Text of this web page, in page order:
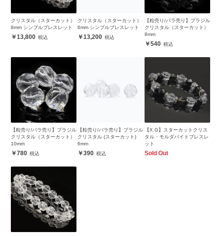
クリスタル（スターカット）
8mm シンプルブレスレット
13,800
クリスタル（スターカット）
6mm シンプルブレスレット
13,200
【粒売り/バラ売り】ブラジル
クリスタル（スターカット）
8mm
540
【粒売り/バラ売り】ブラジル
クリスタル（スターカット）
10mm
780
【粒売り/バラ売り】ブラジル
クリスタル (スターカット)
6mm
390
【X.G】スターカットクリス
タル・モルダバイトブレスレ
ット
Sold Out